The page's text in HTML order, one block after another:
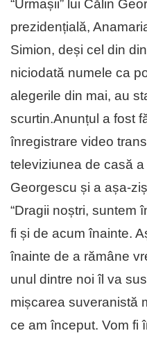
“Urmașii” lui Călin
prezidențială,
Simion, deși cel din
niciodată numele ca
alegerile din mai, au
scurtin.Anunțul a fost
înregistrare video
televiziunea de casă
Georgescu și a așa-
“Dragii noștri, suntem
fi și de acum înainte.
înainte de a rămâne
unul dintre noi îl va
mișcarea suveranistă
ce am început. Vom fi